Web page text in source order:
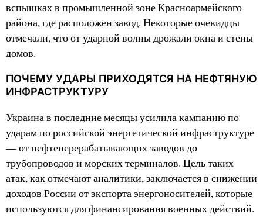
вспышках в промышленной зоне Красноармейского
района, где расположен завод. Некоторые очевидцы
отмечали, что от ударной волны дрожали окна и стены
домов.
ПОЧЕМУ УДАРЫ ПРИХОДЯТСЯ НА НЕФТЯНУЮ
ИНФРАСТРУКТУРУ
Украина в последние месяцы усилила кампанию по
ударам по российской энергетической инфраструктуре
— от нефтеперерабатывающих заводов до
трубопроводов и морских терминалов. Цель таких
атак, как отмечают аналитики, заключается в снижении
доходов России от экспорта энергоносителей, которые
используются для финансирования военных действий.